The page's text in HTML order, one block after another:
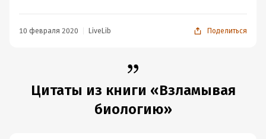
будут известны либо из школьных занятий либо из
прогулявшим последние пару лет занятий биологией.
Или взрослым гражданам, желающим обновить/
освежить общие знания в этой области.
10 февраля 2020 LiveLib Поделиться
Цитаты из книги «Взламывая
биологию»